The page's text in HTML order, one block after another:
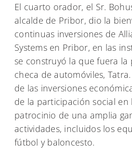
El cuarto orador, el Sr.
alcalde de Pribor, dio la
continuas inversiones de
Systems en Pribor, en las
se construyó la que fuera la
checa de automóviles,
de las inversiones
de la participación social en
patrocinio de una amplia
actividades, incluidos los
fútbol y baloncesto.